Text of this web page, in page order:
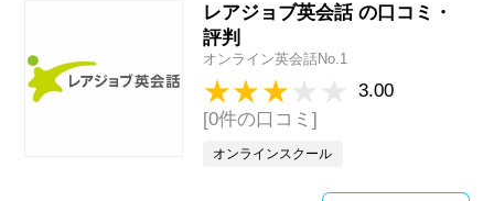
レアジョブ英会話 の口コミ・
評判
オンライン英会話No.1
3.00
[0件の口コミ]
オンラインスクール